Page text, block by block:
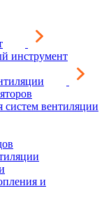
инструмент
систем вентиляции
и